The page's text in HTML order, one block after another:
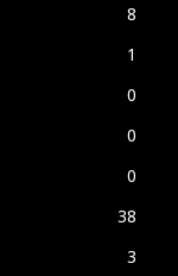
8
1
0
0
0
38
3